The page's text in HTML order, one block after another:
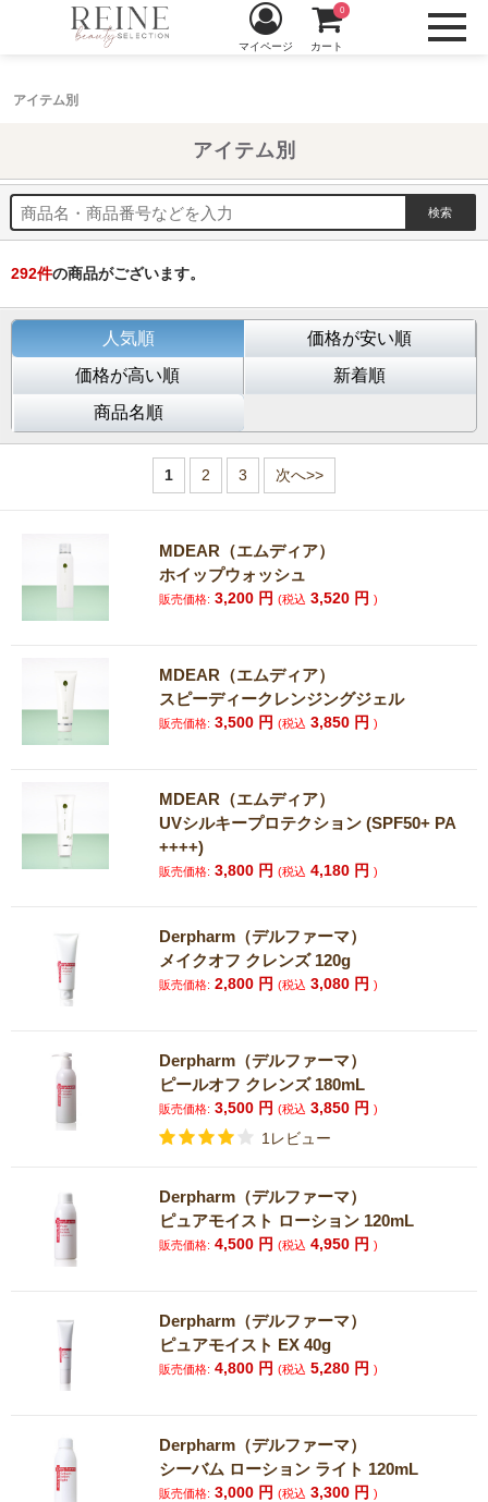
アイテム別
マイページ カート
0
アイテム別
292件の商品がございます。
人気順
価格が安い順
価格が高い順
新着順
商品名順
1 2 3 次へ>>
MDEAR（エムディア）
ホイップウォッシュ
販売価格: 3,200 円(税込 3,520 円)
MDEAR（エムディア）
スピーディークレンジングジェル
販売価格: 3,500 円(税込 3,850 円)
MDEAR（エムディア）
UVシルキープロテクション (SPF50+ PA
++++)
販売価格: 3,800 円(税込 4,180 円)
Derpharm（デルファーマ）
メイクオフ クレンズ 120g
販売価格: 2,800 円(税込 3,080 円)
Derpharm（デルファーマ）
ピールオフ クレンズ 180mL
販売価格: 3,500 円(税込 3,850 円)
1レビュー
Derpharm（デルファーマ）
ピュアモイスト ローション 120mL
販売価格: 4,500 円(税込 4,950 円)
Derpharm（デルファーマ）
ピュアモイスト EX 40g
販売価格: 4,800 円(税込 5,280 円)
Derpharm（デルファーマ）
シーバム ローション ライト 120mL
販売価格: 3,000 円(税込 3,300 円)